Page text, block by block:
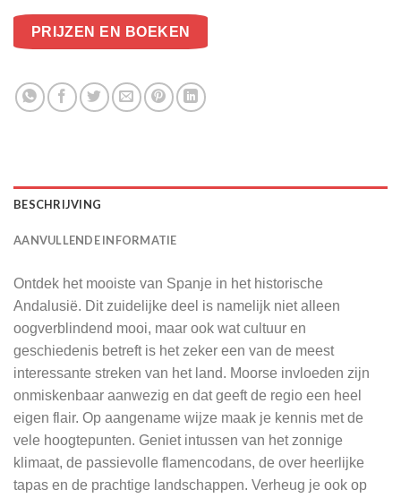
PRIJZEN EN BOEKEN
BESCHRIJVING
AANVULLENDE INFORMATIE
Ontdek het mooiste van Spanje in het historische
Andalusië. Dit zuidelijke deel is namelijk niet alleen
oogverblindend mooi, maar ook wat cultuur en
geschiedenis betreft is het zeker een van de meest
interessante streken van het land. Moorse invloeden zijn
onmiskenbaar aanwezig en dat geeft de regio een heel
eigen flair. Op aangename wijze maak je kennis met de
vele hoogtepunten. Geniet intussen van het zonnige
klimaat, de passievolle flamencodans, de over heerlijke
tapas en de prachtige landschappen. Verheug je ook op